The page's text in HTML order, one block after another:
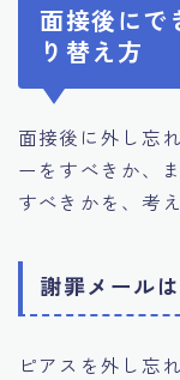
面接後にで
り替え方
面接後に外し忘
ーをすべきか、
すべきかを、考
謝罪メール
ピアスを外し忘